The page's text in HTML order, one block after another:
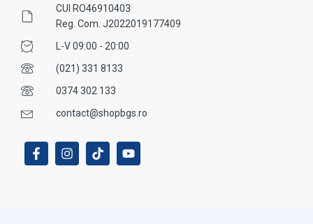
CUI RO46910403
Reg. Com. J2022019177409
L-V 09:00 - 20:00
(021) 331 8133
0374 302 133
contact@shopbgs.ro